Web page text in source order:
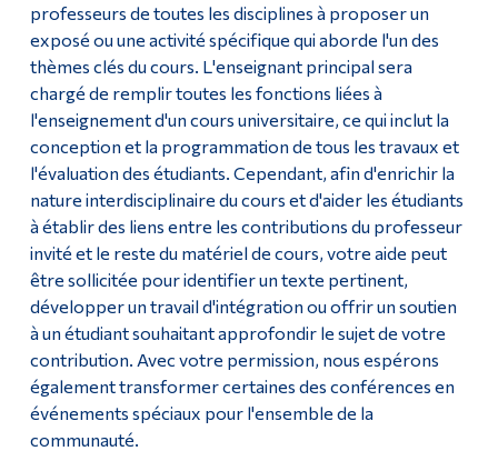
professeurs de toutes les disciplines à proposer un
exposé ou une activité spécifique qui aborde l'un des
thèmes clés du cours. L'enseignant principal sera
chargé de remplir toutes les fonctions liées à
l'enseignement d'un cours universitaire, ce qui inclut la
conception et la programmation de tous les travaux et
l'évaluation des étudiants. Cependant, afin d'enrichir la
nature interdisciplinaire du cours et d'aider les étudiants
à établir des liens entre les contributions du professeur
invité et le reste du matériel de cours, votre aide peut
être sollicitée pour identifier un texte pertinent,
développer un travail d'intégration ou offrir un soutien
à un étudiant souhaitant approfondir le sujet de votre
contribution. Avec votre permission, nous espérons
également transformer certaines des conférences en
événements spéciaux pour l'ensemble de la
communauté.